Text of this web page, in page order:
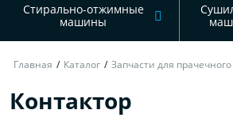
Стирально-отжимные
машины
Главная / Каталог / Запчасти для
Контактор